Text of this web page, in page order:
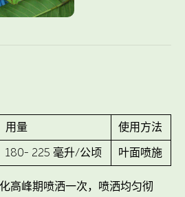
用量
使用方法
180- 225 毫升/公顷 叶面喷施
高峰期喷洒一次，喷洒均匀彻